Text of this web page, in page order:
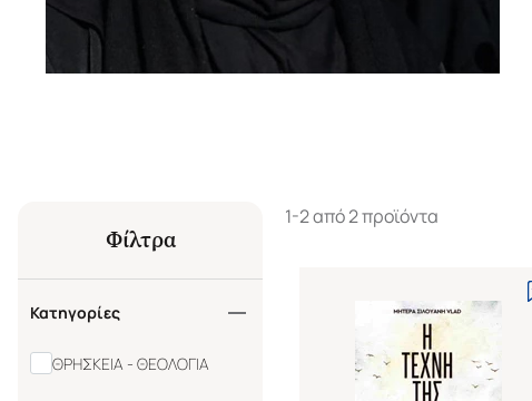
Φίλτρα
Κατηγορίες
ΘΡΗΣΚΕΙΑ - ΘΕΟΛΟΓΙΑ
1-2 από 2 προϊόντα